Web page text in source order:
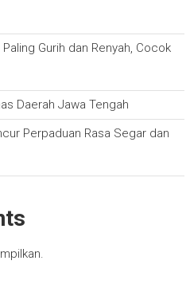
Gurih dan Renyah, Cocok
Daerah Jawa Tengah
Perpaduan Rasa Segar dan